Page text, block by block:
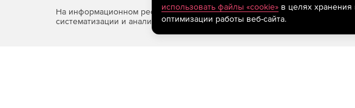
На информационном ресурсе store.softline.ru применяются
систематизации и анализа сведений, относящихся к предпочтениям
использовать файлы «cookie»в целях хранения
оптимизации работы веб-сайта.